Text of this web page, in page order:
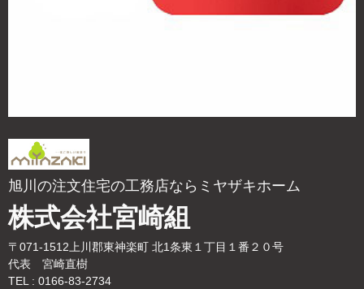
旭川の注文住宅の工務店ならミヤザキホーム
株式会社宮崎組
〒071-1512上川郡東神楽町 北1条東１丁目１番２０号
代表 宮崎直樹
TEL : 0166-83-2734